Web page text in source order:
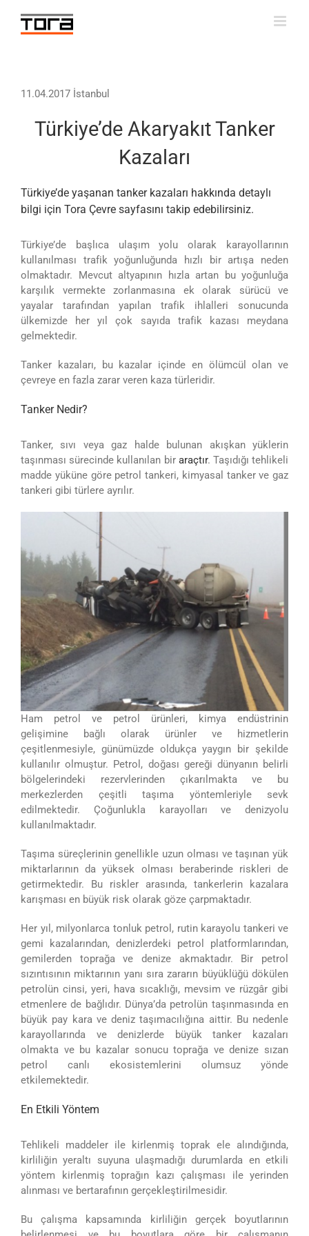
content
11.04.2017 İstanbul
Türkiye’de Akaryakıt Tanker
Kazaları
Türkiye’de yaşanan tanker kazaları hakkında detaylı
bilgi için Tora Çevre sayfasını takip edebilirsiniz.
Türkiye’de başlıca ulaşım yolu olarak karayollarının
kullanılması trafik yoğunluğunda hızlı bir artışa neden
olmaktadır. Mevcut altyapının hızla artan bu yoğunluğa
karşılık vermekte zorlanmasına ek olarak sürücü ve
yayalar tarafından yapılan trafik ihlalleri sonucunda
ülkemizde her yıl çok sayıda trafik kazası meydana
gelmektedir.
Tanker kazaları, bu kazalar içinde en ölümcül olan ve
çevreye en fazla zarar veren kaza türleridir.
Tanker Nedir?
Tanker, sıvı veya gaz halde bulunan akışkan yüklerin
taşınması sürecinde kullanılan bir araçtır. Taşıdığı tehlikeli
madde yüküne göre petrol tankeri, kimyasal tanker ve gaz
tankeri gibi türlere ayrılır.
Ham petrol ve petrol ürünleri, kimya endüstrinin
gelişimine bağlı olarak ürünler ve hizmetlerin
çeşitlenmesiyle, günümüzde oldukça yaygın bir şekilde
kullanılır olmuştur. Petrol, doğası gereği dünyanın belirli
bölgelerindeki rezervlerinden çıkarılmakta ve bu
merkezlerden çeşitli taşıma yöntemleriyle sevk
edilmektedir. Çoğunlukla karayolları ve denizyolu
kullanılmaktadır.
Taşıma süreçlerinin genellikle uzun olması ve taşınan yük
miktarlarının da yüksek olması beraberinde riskleri de
getirmektedir. Bu riskler arasında, tankerlerin kazalara
karışması en büyük risk olarak göze çarpmaktadır.
Her yıl, milyonlarca tonluk petrol, rutin karayolu tankeri ve
gemi kazalarından, denizlerdeki petrol platformlarından,
gemilerden toprağa ve denize akmaktadır. Bir petrol
sızıntı­sının miktarının yanı sıra zararın büyüklüğü dökülen
petrolün cinsi, yeri, hava sıcaklığı, mevsim ve rüzgâr gibi
etmenlere de bağlıdır. Dünya’da petrolün taşınmasında en
büyük pay kara ve deniz taşımacılığına aittir. Bu nedenle
karayollarında ve denizlerde büyük tan­ker kazaları
olmakta ve bu kazalar sonucu toprağa ve denize sızan
petrol canlı ekosistemlerini olumsuz yönde
etkilemektedir.
En Etkili Yöntem
Tehlikeli maddeler ile kirlenmiş toprak ele alındığında,
kirliliğin yeraltı suyuna ulaşmadığı durumlarda en etkili
yöntem kirlenmiş toprağın kazı çalışması ile yerinden
alınması ve bertarafının gerçekleştirilmesidir.
Bu çalışma kapsamında kirliliğin gerçek boyutlarının